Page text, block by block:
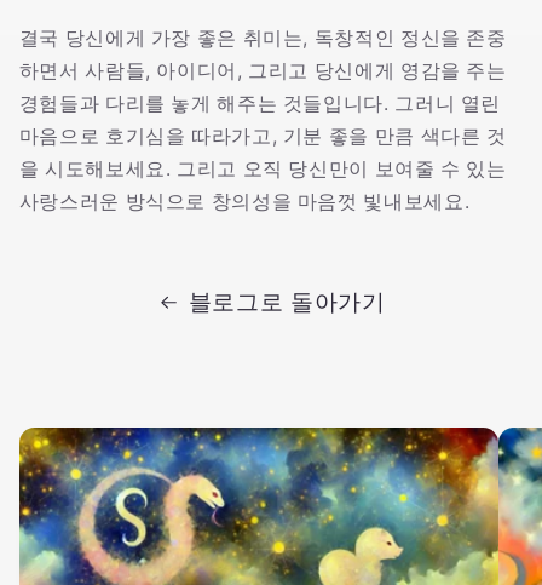
결국 당신에게 가장 좋은 취미는, 독창적인 정신을 존중
하면서 사람들, 아이디어, 그리고 당신에게 영감을 주는
경험들과 다리를 놓게 해주는 것들입니다. 그러니 열린
마음으로 호기심을 따라가고, 기분 좋을 만큼 색다른 것
을 시도해보세요. 그리고 오직 당신만이 보여줄 수 있는
사랑스러운 방식으로 창의성을 마음껏 빛내보세요.
블로그로 돌아가기